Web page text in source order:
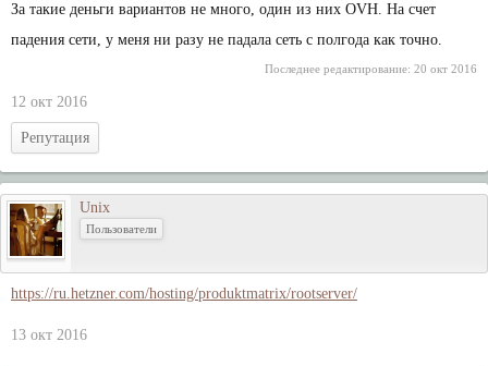
За такие деньги вариантов не много, один из них OVH. На счет
падения сети, у меня ни разу не падала сеть с полгода как точно.
Последнее редактирование: 20 окт 2016
12 окт 2016
Репутация
Unix
Пользователи
https://ru.hetzner.com/hosting/produktmatrix/rootserver/
13 окт 2016